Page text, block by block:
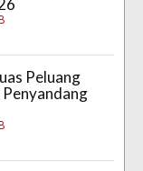
Peluang